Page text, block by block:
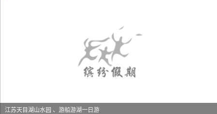
江苏天目湖山水园 、游船游湖一日游